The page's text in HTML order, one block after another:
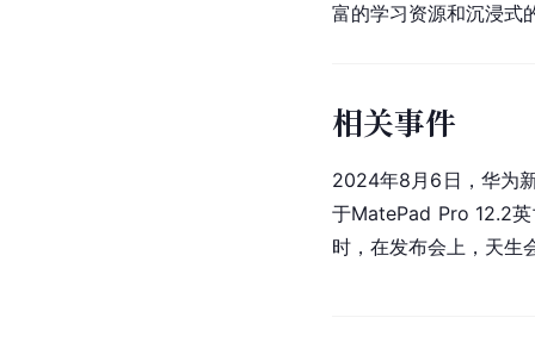
富的学习资源和沉浸式
相关事件
2024年8月6日，华为
于MatePad Pro 12.2
时，在发布会上，天生